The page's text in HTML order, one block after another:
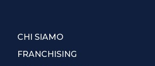
CHI SIAMO
FRANCHISING